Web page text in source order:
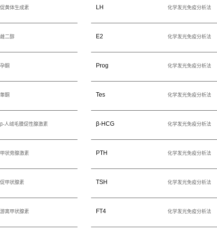
促黄体生成素 LH 化学发光免疫分析法
雌二醇 E2 化学发光免疫分析法
孕酮 Prog 化学发光免疫分析法
睾酮 Tes 化学发光免疫分析法
β-人绒毛膜促性腺激素 β-HCG 化学发光免疫分析法
甲状旁腺激素 PTH 化学发光免疫分析法
促甲状腺素 TSH 化学发光免疫分析法
游离甲状腺素 FT4 化学发光免疫分析法